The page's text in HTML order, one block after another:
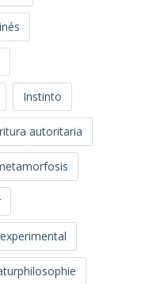
Instinto
autoritaria